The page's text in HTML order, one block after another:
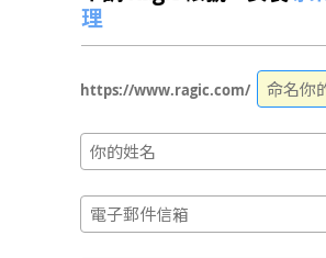
理
https://www.ragic.com/